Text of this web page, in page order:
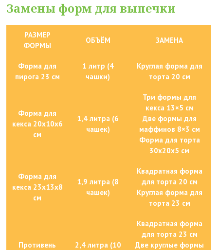
Замены форм для выпечки
РАЗМЕР
ФОРМЫ
ОБЪЁМ ЗАМЕНА
Форма для
пирога 23 см
1 литр (4
чашки)
Круглая форма для
торта 20 см
Форма для
кекса 20x10x6
см
1,4 литра (6
чашек)
Три формы для
кекса 13×5 см
Две формы для
маффинов 8×3 см
Форма для торта
30x20x5 см
Форма для
кекса 23x13x8
см
1,9 литра (8
чашек)
Квадратная форма
для торта 20 см
Круглая форма для
торта 23 см
Противень
2,4 литра (10
Квадратная форма
для торта 23 см
Две круглые формы